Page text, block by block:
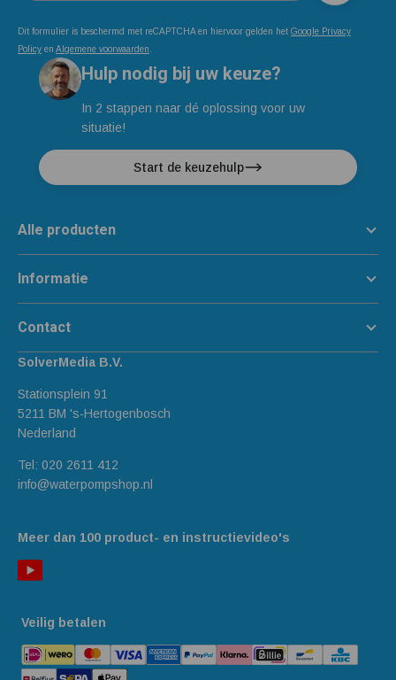
Dit formulier is beschermd met reCAPTCHA en hiervoor gelden het Google Privacy
Policy en Algemene voorwaarden
Hulp nodig bij uw keuze?
In 2 stappen naar dé oplossing voor uw
situatie!
Start de keuzehulp
Meer dan 100 product- en instructievideo's
Alle producten
Informatie
Contact
SolverMedia B.V.
Stationsplein 91
5211 BM 's-Hertogenbosch
Nederland
Tel: 020 2611 412
info@waterpompshop.nl
Veilig betalen